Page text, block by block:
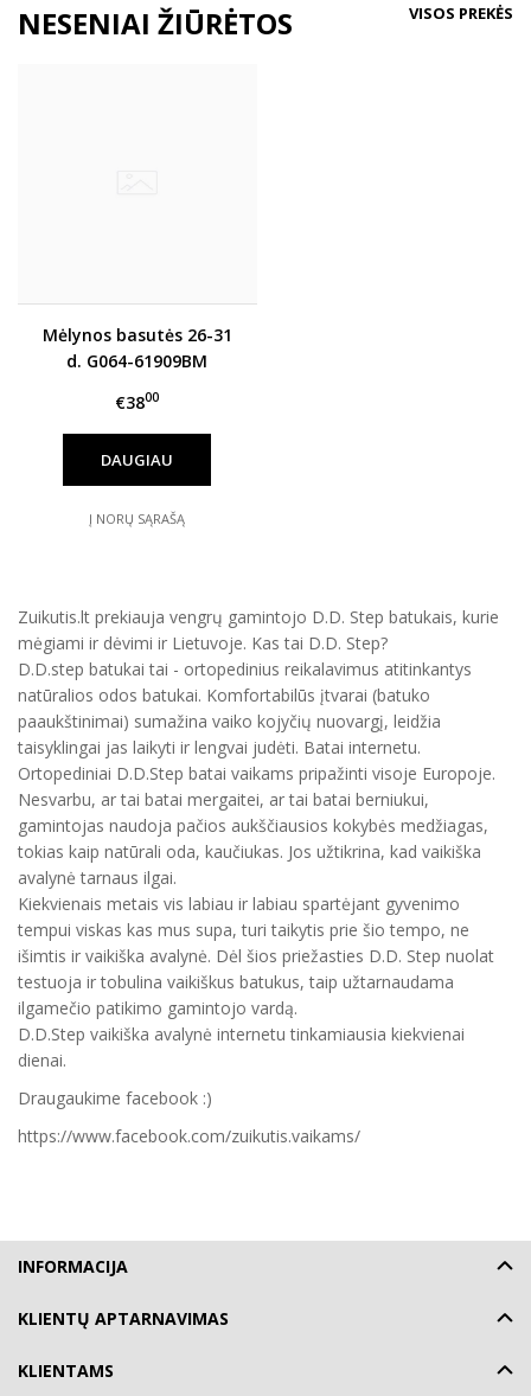
NESENIAI ŽIŪRĖTOS VISOS PREKĖS
Mėlynos basutės 26-31
d. G064-61909BM
€3800
DAUGIAU
Į NORŲ SĄRAŠĄ
Zuikutis.lt prekiauja vengrų gamintojo D.D. Step batukais, kurie
mėgiami ir dėvimi ir Lietuvoje. Kas tai D.D. Step?
D.D.step batukai tai - ortopedinius reikalavimus atitinkantys
natūralios odos batukai. Komfortabilūs įtvarai (batuko
paaukštinimai) sumažina vaiko kojyčių nuovargį, leidžia
taisyklingai jas laikyti ir lengvai judėti. Batai internetu.
Ortopediniai D.D.Step batai vaikams pripažinti visoje Europoje.
Nesvarbu, ar tai batai mergaitei, ar tai batai berniukui,
gamintojas naudoja pačios aukščiausios kokybės medžiagas,
tokias kaip natūrali oda, kaučiukas. Jos užtikrina, kad vaikiška
avalynė tarnaus ilgai.
Kiekvienais metais vis labiau ir labiau spartėjant gyvenimo
tempui viskas kas mus supa, turi taikytis prie šio tempo, ne
išimtis ir vaikiška avalynė. Dėl šios priežasties D.D. Step nuolat
testuoja ir tobulina vaikiškus batukus, taip užtarnaudama
ilgamečio patikimo gamintojo vardą.
D.D.Step vaikiška avalynė internetu tinkamiausia kiekvienai
dienai.
Draugaukime facebook :)
https://www.facebook.com/zuikutis.vaikams/
INFORMACIJA
KLIENTŲ APTARNAVIMAS
KLIENTAMS